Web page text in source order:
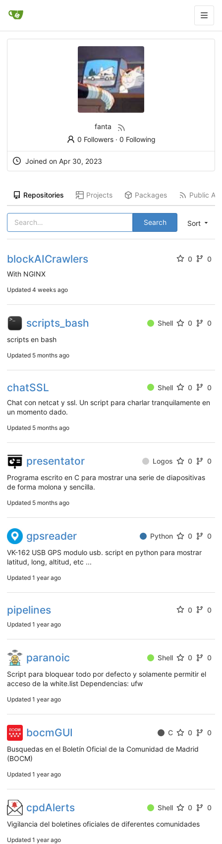
fanta
0 Followers· 0 Following
Joined on Apr 30, 2023
Repositories Projects Packages Public
Sort
Search
blockAICrawlers 0
0
With NGINX
Updated 4 weeks ago
scripts_bash Shell 0
0
scripts en bash
Updated 5 months ago
chatSSL Shell 0
0
Chat con netcat y ssl. Un script para charlar tranquilamente en
un momento dado.
Updated 5 months ago
presentator Logos 0
0
Programa escrito en C para mostrar una serie de diapositivas
de forma molona y sencilla.
Updated 5 months ago
gpsreader Python 0
0
VK-162 USB GPS modulo usb. script en python para mostrar
latitud, long, altitud, etc ...
Updated 1 year ago
pipelines 0 0
Updated 1 year ago
paranoic Shell 0
0
Script para bloquear todo por defecto y solamente permitir el
acceso de la white.list Dependencias: ufw
Updated 1 year ago
bocmGUI C 0
0
Busquedas en el Boletín Oficial de la Comunidad de Madrid
(BOCM)
Updated 1 year ago
cpdAlerts Shell 0
0
Vigilancia del boletines oficiales de diferentes comunidades
Updated 1 year ago